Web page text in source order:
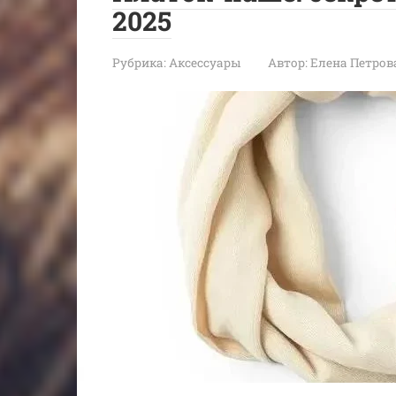
2025
Рубрика:Аксессуары Автор:Елена